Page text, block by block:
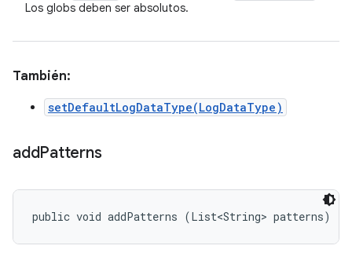
Los globs deben ser absolutos.
También:
setDefaultLogDataType(LogDataType)
addPatterns
public void addPatterns (List<String> patterns)